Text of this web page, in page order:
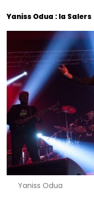
Yaniss Odua : la Salers
Yaniss Odua